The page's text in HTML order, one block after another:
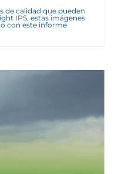
de calidad que pueden
IPS, estas imágenes
con este informe